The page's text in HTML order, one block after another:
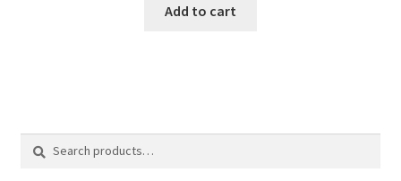
Add to cart
Search
Search